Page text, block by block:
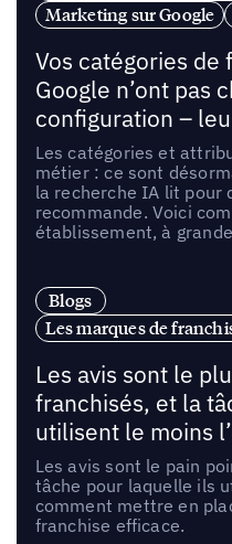
Marketing sur Google
Vos catégories
Google n’ont pas
configuration –
Les catégories et
métier : ce sont
la recherche IA lit pour
recommande. Voici
établissement, à
Blogs
Les marques de
Les avis sont le
franchisés, et la
utilisent le moins
Les avis sont le pain
tâche pour laquelle ils
comment mettre en
franchise efficace.